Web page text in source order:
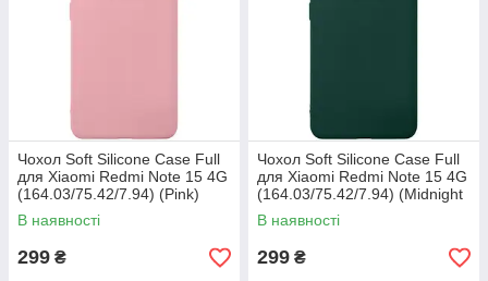
Чохол Soft Silicone Case Full
для Xiaomi Redmi Note 15 4G
(164.03/75.42/7.94) (Pink)
В наявності
299 ₴
Чохол Soft Silicone Case Full
для Xiaomi Redmi Note 15 4G
(164.03/75.42/7.94) (Midnight
Green)
В наявності
299 ₴